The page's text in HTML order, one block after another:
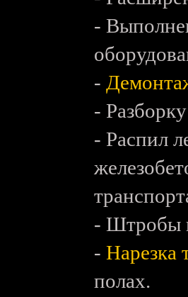
-
-
-
- Распил
- Штробы
- Нарезка
полах.